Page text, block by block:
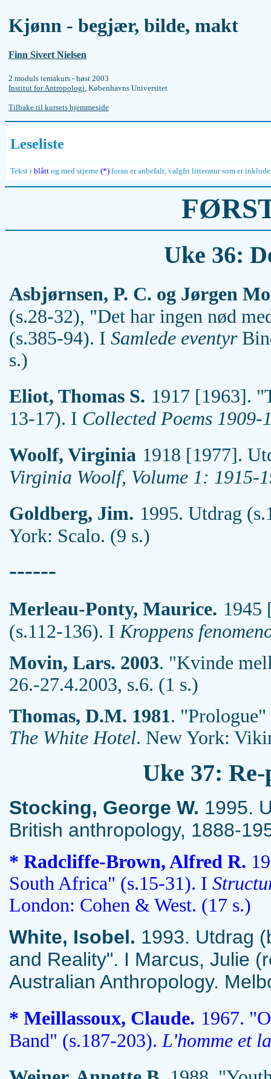
Kjønn - begjær, bilde, makt
Finn Sivert Nielsen
2 moduls temakurs - høst 2003
Institut for Antropologi, Københavns Universitet
Tilbake til kursets hjemmeside
Leseliste
Tekst i blått og med stjerne (*) foran er anbefalt, valgfri litteratur som er
Uke 36:
Asbjørnsen, P. C. og Jørgen
(s.28-32), "Det har ingen nød
(s.385-94). I Samlede eventyr
s.)
Eliot, Thomas S. 1917 [1963].
13-17). I Collected Poems 1909-
Woolf, Virginia 1918 [1977].
Virginia Woolf, Volume 1: 1915-
Goldberg, Jim. 1995. Utdrag
York: Scalo. (9 s.)
------
Merleau-Ponty, Maurice. 1945
(s.112-136). IKroppens
Movin, Lars. 2003. "Kvinde
26.-27.4.2003, s.6. (1 s.)
Thomas, D.M. 1981.
The White Hotel. New York:
Uke 37:
Stocking, George W. 1995.
British anthropology, 1888-
* Radcliffe-Brown, Alfred R.
South Africa" (s.15-31). I
London: Cohen & West. (17 s.)
White, Isobel. 1993. Utdrag
and Reality". I Marcus, Julie
Australian Anthropology.
* Meillassoux, Claude. 1967.
Band" (s.187-203).L'homme et